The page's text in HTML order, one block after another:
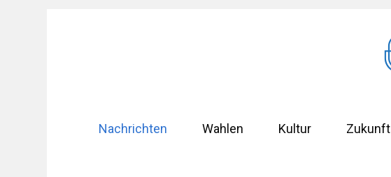
Nachrichten Wahlen Kultur Zukunft